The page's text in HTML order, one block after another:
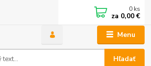
Menu
Hľadať
0 ks
za 0,00 €